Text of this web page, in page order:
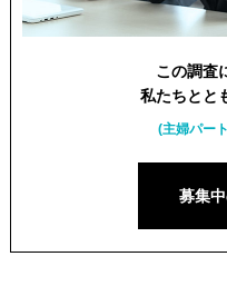
この調査
私たちとと
(主婦パー
募集